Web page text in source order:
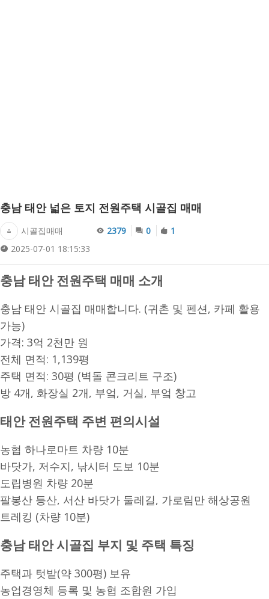
충남 태안 넓은 토지 전원주택 시골집 매매
시골집매매
2025-07-01 18:15:33
2379 0 1
충남 태안 전원주택 매매 소개
충남 태안 시골집 매매합니다. (귀촌 및 펜션, 카페 활용
가능)
가격: 3억 2천만 원
전체 면적: 1,139평
주택 면적: 30평 (벽돌 콘크리트 구조)
방 4개, 화장실 2개, 부엌, 거실, 부엌 창고
태안 전원주택 주변 편의시설
농협 하나로마트 차량 10분
바닷가, 저수지, 낚시터 도보 10분
도립병원 차량 20분
팔봉산 등산, 서산 바닷가 둘레길, 가로림만 해상공원
트레킹 (차량 10분)
충남 태안 시골집 부지 및 주택 특징
주택과 텃밭(약 300평) 보유
농업경영체 등록 및 농협 조합원 가입